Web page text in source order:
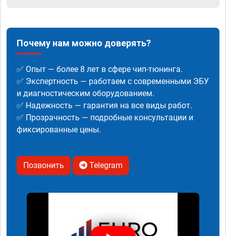
Почему нам можно доверять?
✅ Опыт — более 8 лет в сфере чип-тюнинга.
✅ Экспертность — работаем с современными ЭБУ
и диагностическим оборудованием.
✅ Надежность — гарантия на все виды работ.
✅ Прозрачность — подробные консультации и
фиксированные цены.
Позвонить Telegram